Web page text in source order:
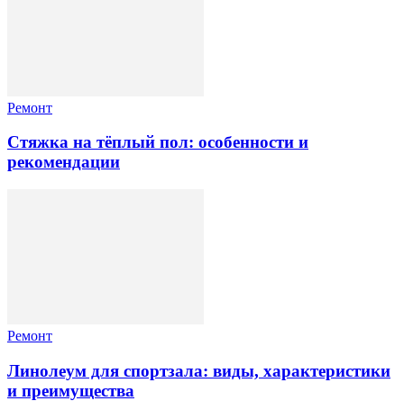
Ремонт
Стяжка на тёплый пол: особенности и
рекомендации
Ремонт
Линолеум для спортзала: виды, характеристики
и преимущества